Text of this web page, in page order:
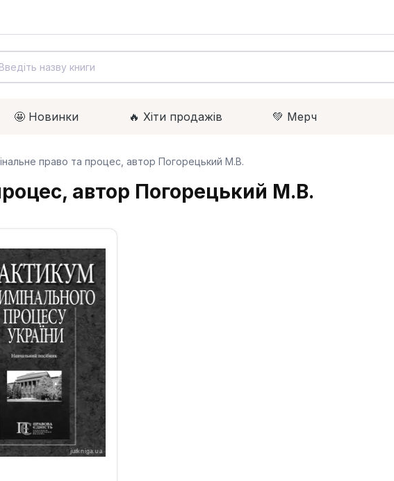
🤩 Новинки 🔥 Xіти продажів 💚 Мерч
право та процес, автор Погорецький М.В.
автор Погорецький М.В.